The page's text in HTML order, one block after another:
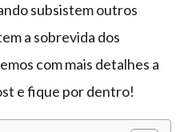
subsistem outros
a sobrevida dos
com mais detalhes a
e fique por dentro!